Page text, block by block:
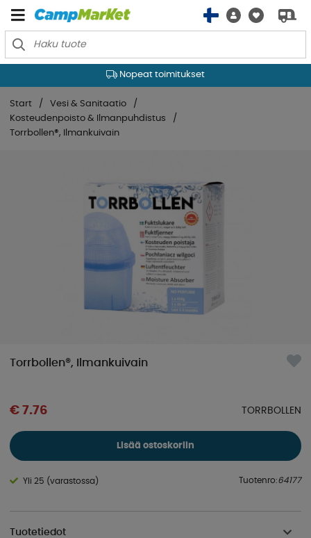
Nopeat toimitukset
Start
Vesi & Sanitaatio
Kosteudenpoisto & Ilmanpuhdistus
Torrbollen®, Ilmankuivain
Torrbollen®, Ilmankuivain
€ 7.76 TORRBOLLEN
Lisää ostoskoriin
Yli 25 (varastossa) Tuotenro:64177
Tuotetiedot